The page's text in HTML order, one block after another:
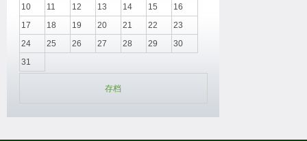
10
11 12 13 14 15
16
17
18 19 20 21 22
23
24
25 26 27 28 29
30
31
存档